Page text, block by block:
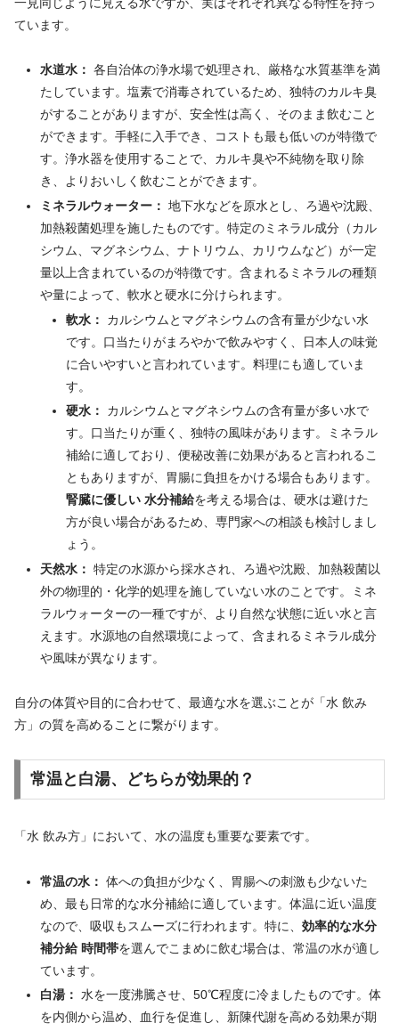
ています。
水道水： 各自治体の浄水場で処理され、厳格な水質基準を満
たしています。塩素で消毒されているため、独特のカルキ臭
がすることがありますが、安全性は高く、そのまま飲むこと
ができます。手軽に入手でき、コストも最も低いのが特徴で
す。浄水器を使用することで、カルキ臭や不純物を取り除
き、よりおいしく飲むことができます。
ミネラルウォーター： 地下水などを原水とし、ろ過や沈殿、
加熱殺菌処理を施したものです。特定のミネラル成分（カル
シウム、マグネシウム、ナトリウム、カリウムなど）が一定
量以上含まれているのが特徴です。含まれるミネラルの種類
や量によって、軟水と硬水に分けられます。
軟水：
カルシウムとマグネシウムの含有量が少ない水
です。口当たりがまろやかで飲みやすく、日本人の味覚
に合いやすいと言われています。料理にも適していま
す。
硬水：
カルシウムとマグネシウムの含有量が多い水で
す。口当たりが重く、独特の風味があります。ミネラル
補給に適しており、便秘改善に効果があると言われるこ
ともありますが、胃腸に負担をかける場合もあります。
腎臓に優しい 水分補給を考える場合は、硬水は避けた
方が良い場合があるため、専門家への相談も検討しまし
ょう。
天然水： 特定の水源から採水され、ろ過や沈殿、加熱殺菌以
外の物理的・化学的処理を施していない水のことです。ミネ
ラルウォーターの一種ですが、より自然な状態に近い水と言
えます。水源地の自然環境によって、含まれるミネラル成分
や風味が異なります。
自分の体質や目的に合わせて、最適な水を選ぶことが「水 飲み
方」の質を高めることに繋がります。
常温と白湯、どちらが効果的？
「水 飲み方」において、水の温度も重要な要素です。
常温の水： 体への負担が少なく、胃腸への刺激も少ないた
め、最も日常的な水分補給に適しています。体温に近い温度
なので、吸収もスムーズに行われます。特に、 効率的な水分
補分給 時間帯を選んでこまめに飲む場合は、常温の水が適し
ています。
白湯： 水を一度沸騰させ、50℃程度に冷ましたものです。体
を内側から温め、血行を促進し、新陳代謝を高める効果が期